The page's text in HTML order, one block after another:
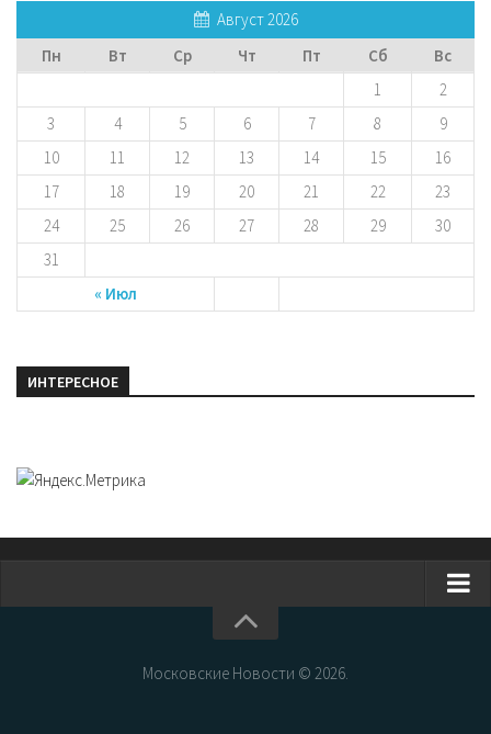
Август 2026
Пн
Вт Ср Чт Пт Сб Вс
« Июл
1
2
3
4 5 6 7 8
9
10
11 12 13 14 15
16
17
18 19 20 21 22
23
24
25 26 27 28 29
30
31
ИНТЕРЕСНОЕ
Новости МосквыМосковские Новости © 2026.